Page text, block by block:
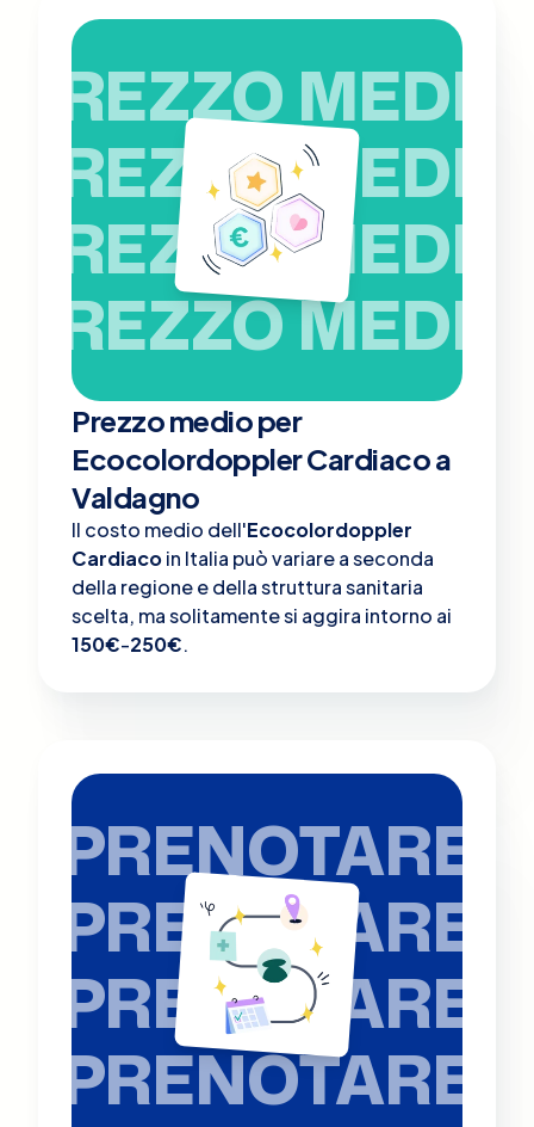
PREZZO MEDIO
PREZZO MEDIO
PREZZO MEDIO
PREZZO MEDIO
Prezzo medio per
Ecocolordoppler Cardiaco a
Valdagno
Il costo medio dell'Ecocolordoppler
Cardiacoin Italia può variare a seconda
della regione e della struttura sanitaria
scelta, ma solitamente si aggira intorno ai
150€-250€.
PRENOTARE
PRENOTARE
PRENOTARE
PRENOTARE